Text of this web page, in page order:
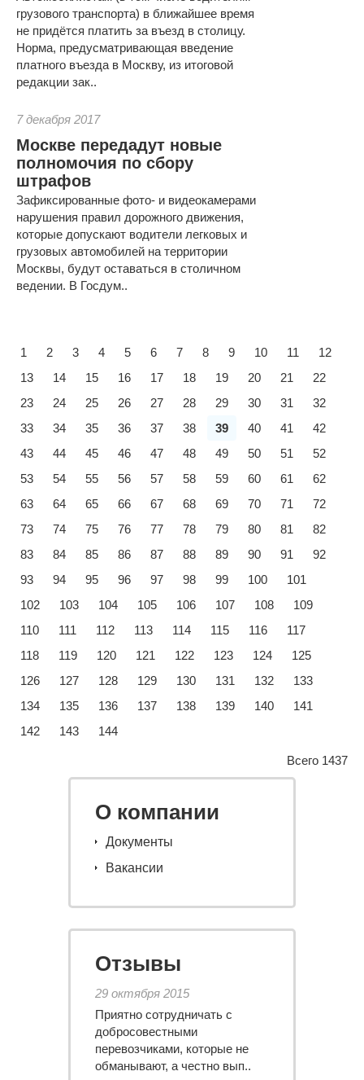
грузового транспорта) в ближайшее время
не придётся платить за въезд в столицу.
Норма, предусматривающая введение
платного въезда в Москву, из итоговой
редакции зак..
7 декабря 2017
Москве передадут новые
полномочия по сбору
штрафов
Зафиксированные фото- и видеокамерами
нарушения правил дорожного движения,
которые допускают водители легковых и
грузовых автомобилей на территории
Москвы, будут оставаться в столичном
ведении. В Госдум..
1 2 3 4 5 6 7 8 9 10 11
12
13
14 15 16 17 18 19 20 21
22
23
24 25 26 27 28 29 30 31
32
33
34 35 36 37 38 39 40 41
42
43
44 45 46 47 48 49 50 51
52
53
54 55 56 57 58 59 60 61
62
63
64 65 66 67 68 69 70 71
72
73
74 75 76 77 78 79 80 81
82
83
84 85 86 87 88 89 90 91
92
93
94 95 96 97 98 99 100
101
102
103 104 105 106 107 108
109
110
111 112 113 114 115 116
117
118
119 120 121 122 123 124
125
126
127 128 129 130 131 132
133
134
135 136 137 138 139 140
141
142
143 144
Всего 1437
О компании
Документы
Вакансии
Отзывы
29 октября 2015
Приятно сотрудничать с
добросовестными
перевозчиками, которые не
обманывают, а честно вып..